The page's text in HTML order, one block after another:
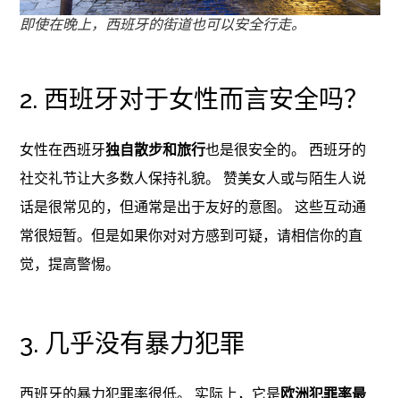
即使在晚上，西班牙的街道也可以安全行走。
2. 西班牙对于女性而言安全吗？
女性在西班牙独自散步和旅行也是很安全的。 西班牙的
社交礼节让大多数人保持礼貌。 赞美女人或与陌生人说
话是很常见的，但通常是出于友好的意图。 这些互动通
常很短暂。但是如果你对对方感到可疑，请相信你的直
觉，提高警惕。
3. 几乎没有暴力犯罪
西班牙的暴力犯罪率很低。 实际上，它是 欧洲犯罪率最